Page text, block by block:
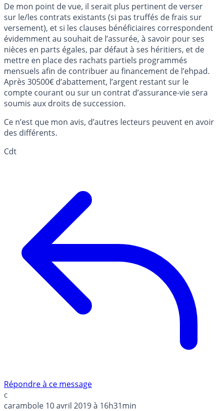
De mon point de vue, il serait plus pertinent de verser
sur le/les contrats existants (si pas truffés de frais sur
versement), et si les clauses bénéficiaires correspondent
évidemment au souhait de l’assurée, à savoir pour ses
nièces en parts égales, par défaut à ses héritiers, et de
mettre en place des rachats partiels programmés
mensuels afin de contribuer au financement de l’ehpad.
Après 30500€ d’abattement, l’argent restant sur le
compte courant ou sur un contrat d’assurance-vie sera
soumis aux droits de succession.
Ce n’est que mon avis, d’autres lecteurs peuvent en avoir
des différents.
Cdt
Répondre à ce message
c
carambole 10 avril 2019 à 16h31min